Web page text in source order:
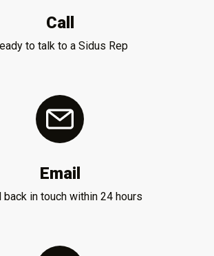
Call
to talk to a Sidus Rep
Email
back in touch within 24 hours